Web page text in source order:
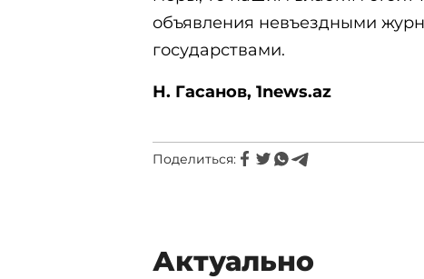
объявления невъездными
государствами.
Н. Гасанов, 1news.az
Поделиться:
Актуально